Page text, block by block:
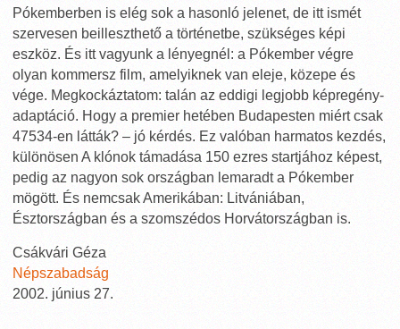
Pókemberben is elég sok a hasonló jelenet, de itt ismét
szervesen beilleszthető a történetbe, szükséges képi
eszköz. És itt vagyunk a lényegnél: a Pókember végre
olyan kommersz film, amelyiknek van eleje, közepe és
vége. Megkockáztatom: talán az eddigi legjobb képregény-
adaptáció. Hogy a premier hetében Budapesten miért csak
47534-en látták? – jó kérdés. Ez valóban harmatos kezdés,
különösen A klónok támadása 150 ezres startjához képest,
pedig az nagyon sok országban lemaradt a Pókember
mögött. És nemcsak Amerikában: Litvániában,
Észtországban és a szomszédos Horvátországban is.
Csákvári Géza
Népszabadság
2002. június 27.